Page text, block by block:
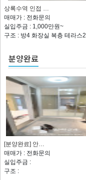
상록수역 인접 …
매매가 : 전화문의
실입주금 : 1,000만원~
구조 : 방4 화장실 복층 테라스2
분양완료
[분양완료] 안…
매매가 : 전화문의
실입주금 :
구조 :